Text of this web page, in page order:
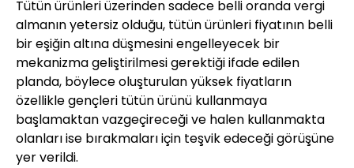
Tütün ürünleri üzerinden sadece belli oranda vergi
almanın yetersiz olduğu, tütün ürünleri fiyatının belli
bir eşiğin altına düşmesini engelleyecek bir
mekanizma geliştirilmesi gerektiği ifade edilen
planda, böylece oluşturulan yüksek fiyatların
özellikle gençleri tütün ürünü kullanmaya
başlamaktan vazgeçireceği ve halen kullanmakta
olanları ise bırakmaları için teşvik edeceği görüşüne
yer verildi.